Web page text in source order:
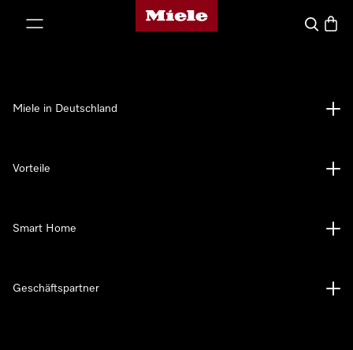
Miele-Homepage
Suche
Miele in Deutschland
Vorteile
Smart Home
Geschäftspartner